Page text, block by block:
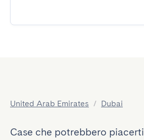
United Arab Emirates / Dubai
Case che potrebbero piacerti